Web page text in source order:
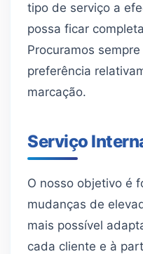
tipo de serviço a
possa ficar
Procuramos
preferência
marcação.
Serviço
O nosso objetivo é
mudanças de
mais possível
cada cliente e à